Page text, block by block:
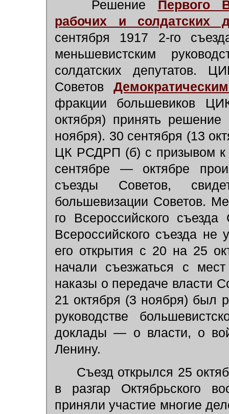
Решение Первого
рабочих и солдатских
сентября 1917 2-го
меньшевистским
солдатских депутатов.
Советов
фракции большевиков
октября) принять
ноября). 30 сентября (13
ЦК РСДРП (б) с призывом к
сентябре — октябре
съезды Советов,
большевизации Советов.
го Всероссийского
Всероссийского съезда
его открытия с 20 на 25
начали съезжаться с
наказы о передаче власти
21 октября (3 ноября) был
руководстве
доклады — о власти, о
Ленину.
Съезд открылся 25
в разгар Октябрьского
приняли участие многие